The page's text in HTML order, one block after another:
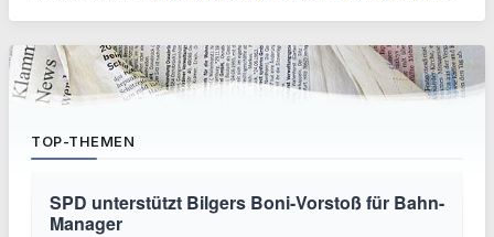
TOP-THEMEN
SPD unterstützt Bilgers Boni-Vorstoß für Bahn-
Manager